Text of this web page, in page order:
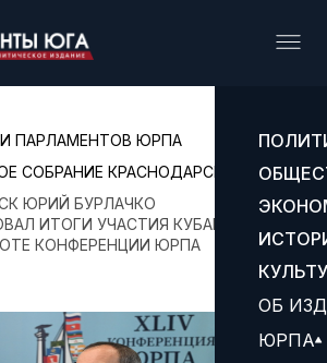
ОБ
ЮРПА
ПАРЛАМЕНТОВ ЮРПА
СОБРАНИЕ КРАСНОДАРСКОГО КРАЯ
ЮРИЙ БУРЛАЧКО
ИТОГИ УЧАСТИЯ КУБАНСКОЙ
КОНФЕРЕНЦИИ ЮРПА